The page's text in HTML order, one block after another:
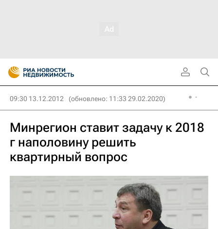
09:30 13.12.2012 (обновлено: 11:33 29.02.2020)
Минрегион ставит задачу к 2018
г наполовину решить
квартирный вопрос